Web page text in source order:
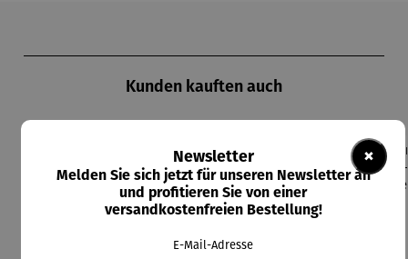
Kunden kauften auch
36% gespartRabatt26% gespartRabatt
×
Newsletter
Melden Sie sich jetzt für unseren Newsletter an
und profitieren Sie von einer
versandkostenfreien Bestellung!
E-Mail-Adresse